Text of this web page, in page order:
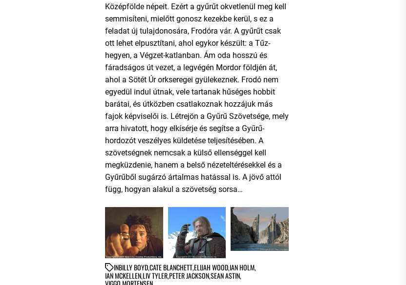
Középfölde népeit. Ezért a gyűrűt okvetlenül meg kell
semmisíteni, mielőtt gonosz kezekbe kerül, s ez a
feladat új tulajdonosára, Frodóra vár. A gyűrűt csak
ott lehet elpusztítani, ahol egykor készült: a Tűz-
hegyen, a Végzet-katlanban. Ám oda hosszú és
fáradságos út vezet, a legvégén Mordor földjén át,
ahol a Sötét Úr orkseregei gyülekeznek. Frodó nem
egyedül indul útnak, vele tartanak hűséges hobbit
barátai, és útközben csatlakoznak hozzájuk más
fajok képviselői is. Létrejön a Gyűrű Szövetsége, mely
arra hivatott, hogy elkísérje és segítse a Gyűrű-
hordozót veszélyes küldetése teljesítésében. A
szövetségnek nemcsak a külső ellenséggel kell
megküzdenie, hanem a belső nézeteltérésekkel és a
Gyűrűből sugárzó ártalmas hatással is. A jövő attól
függ, hogyan alakul a szövetség sorsa…
INBILLY BOYD,CATE BLANCHETT,ELIJAH WOOD,IAN HOLM,
IAN MCKELLEN,LIV TYLER,PETER JACKSON,SEAN ASTIN,